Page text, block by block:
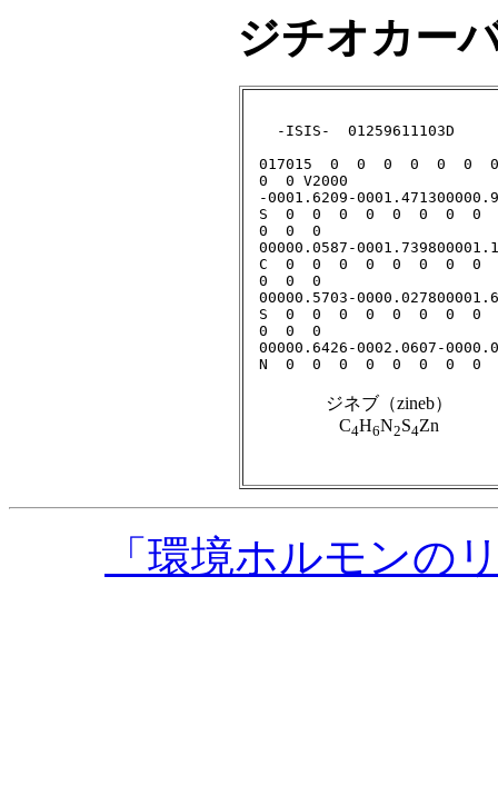
ジチオカー
ジネブ（zineb）
C4H6N2S4Zn
「環境ホルモンの